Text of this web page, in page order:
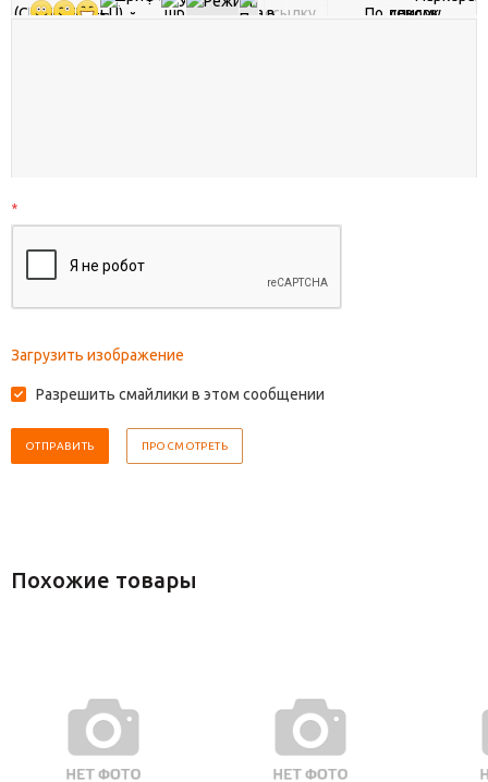
*
Загрузить изображение
Разрешить смайлики в этом сообщении
Похожие товары